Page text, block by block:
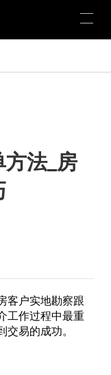
法_房
客户实地勘察跟
工作过程中最重
易的成功。